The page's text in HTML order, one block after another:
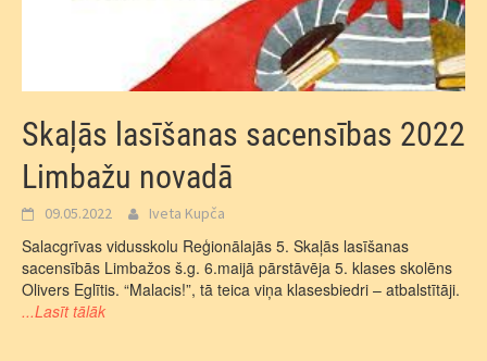
Skaļās lasīšanas sacensības 2022
Limbažu novadā
09.05.2022 Iveta Kupča
Salacgrīvas vidusskolu Reģionālajās 5. Skaļās lasīšanas
sacensībās Limbažos š.g. 6.maijā pārstāvēja 5. klases skolēns
Olivers Eglītis. “Malacis!”, tā teica viņa klasesbiedri – atbalstītāji.
...Lasīt tālāk